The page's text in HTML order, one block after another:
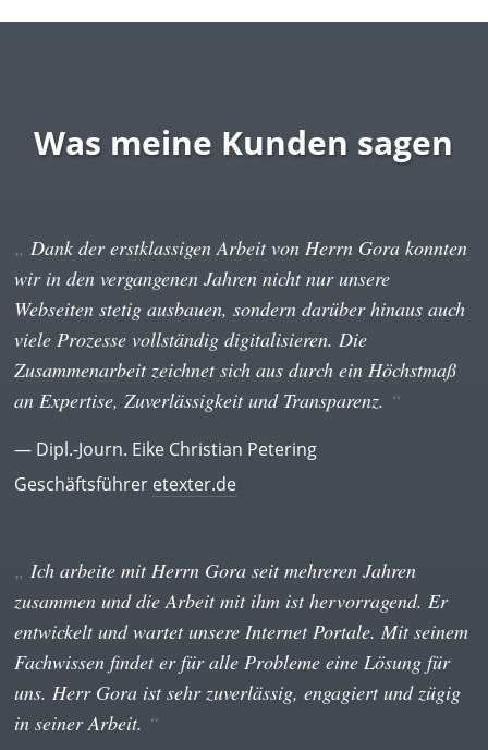
Was meine Kunden sagen
Dank der erstklassigen Arbeit von Herrn Gora konnten
wir in den vergangenen Jahren nicht nur unsere
Webseiten stetig ausbauen, sondern darüber hinaus auch
viele Prozesse vollständig digitalisieren. Die
Zusammenarbeit zeichnet sich aus durch ein Höchstmaß
an Expertise, Zuverlässigkeit und Transparenz.
— Dipl.-Journ. Eike Christian Petering
Geschäftsführer etexter.de
Ich arbeite mit Herrn Gora seit mehreren Jahren
zusammen und die Arbeit mit ihm ist hervorragend. Er
entwickelt und wartet unsere Internet Portale. Mit seinem
Fachwissen findet er für alle Probleme eine Lösung für
uns. Herr Gora ist sehr zuverlässig, engagiert und zügig
in seiner Arbeit.